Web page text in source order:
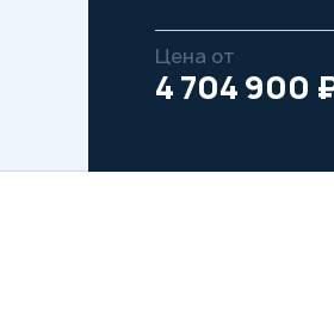
Цена от
4 704 900